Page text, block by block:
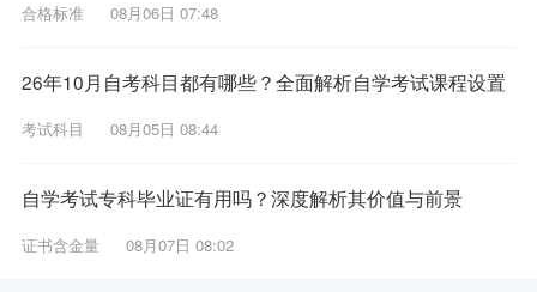
合格标准 08月06日 07:48
26年10月自考科目都有哪些？全面解析自学考试课程设置
考试科目 08月05日 08:44
自学考试专科毕业证有用吗？深度解析其价值与前景
证书含金量 08月07日 08:02